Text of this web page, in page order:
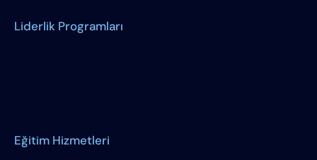
Liderlik Programları
Eğitim Hizmetleri